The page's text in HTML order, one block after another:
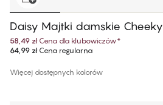
Daisy Majtki damskie Cheeky
58,49 zł Cena dla klubowiczów*
64,99 złCena regularna
Więcej dostępnych kolorów